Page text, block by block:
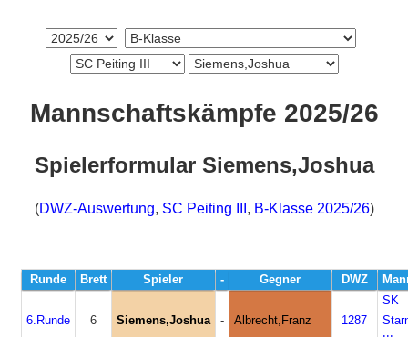
Mannschaftskämpfe 2025/26
Spielerformular Siemens,Joshua
(DWZ-Auswertung, SC Peiting III , B-Klasse 2025/26)
Runde Brett Spieler - Gegner DWZ
6.Runde 6 Siemens,Joshua - Albrecht,Franz 1287
SK